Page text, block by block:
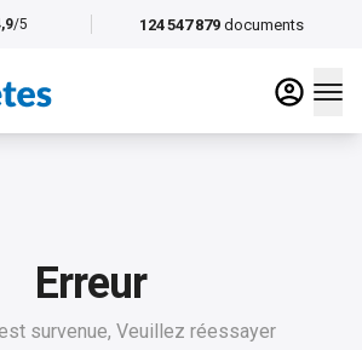
124 547 879 documents
/5
Erreur
survenue, Veuillez réessayer